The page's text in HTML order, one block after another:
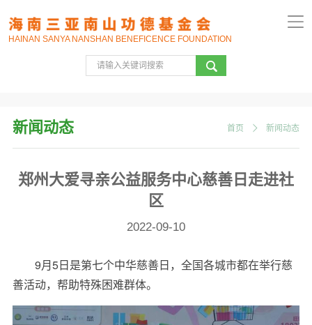
HAINAN SANYA NANSHAN BENEFICENCE FOUNDATION
新闻动态 首页 新闻动态
郑州大爱寻亲公益服务中心慈善日走进社
区
2022-09-10
9月5日是第七个中华慈善日，全国各城市都在举行慈
善活动，帮助特殊困难群体。